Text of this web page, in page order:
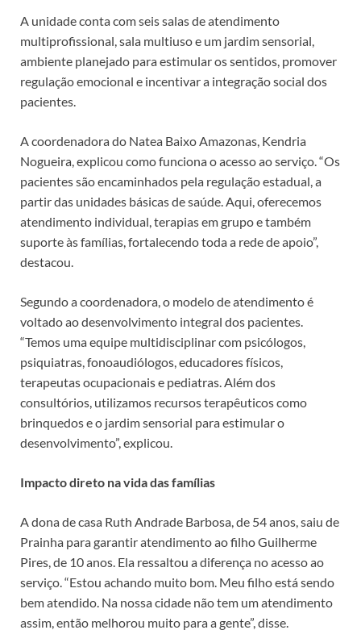
A unidade conta com seis salas de atendimento
multiprofissional, sala multiuso e um jardim sensorial,
ambiente planejado para estimular os sentidos, promover
regulação emocional e incentivar a integração social dos
pacientes.
A coordenadora do Natea Baixo Amazonas, Kendria
Nogueira, explicou como funciona o acesso ao serviço. “Os
pacientes são encaminhados pela regulação estadual, a
partir das unidades básicas de saúde. Aqui, oferecemos
atendimento individual, terapias em grupo e também
suporte às famílias, fortalecendo toda a rede de apoio”,
destacou.
Segundo a coordenadora, o modelo de atendimento é
voltado ao desenvolvimento integral dos pacientes.
“Temos uma equipe multidisciplinar com psicólogos,
psiquiatras, fonoaudiólogos, educadores físicos,
terapeutas ocupacionais e pediatras. Além dos
consultórios, utilizamos recursos terapêuticos como
brinquedos e o jardim sensorial para estimular o
desenvolvimento”, explicou.
Impacto direto na vida das famílias
A dona de casa Ruth Andrade Barbosa, de 54 anos, saiu de
Prainha para garantir atendimento ao filho Guilherme
Pires, de 10 anos. Ela ressaltou a diferença no acesso ao
serviço. “Estou achando muito bom. Meu filho está sendo
bem atendido. Na nossa cidade não tem um atendimento
assim, então melhorou muito para a gente”, disse.